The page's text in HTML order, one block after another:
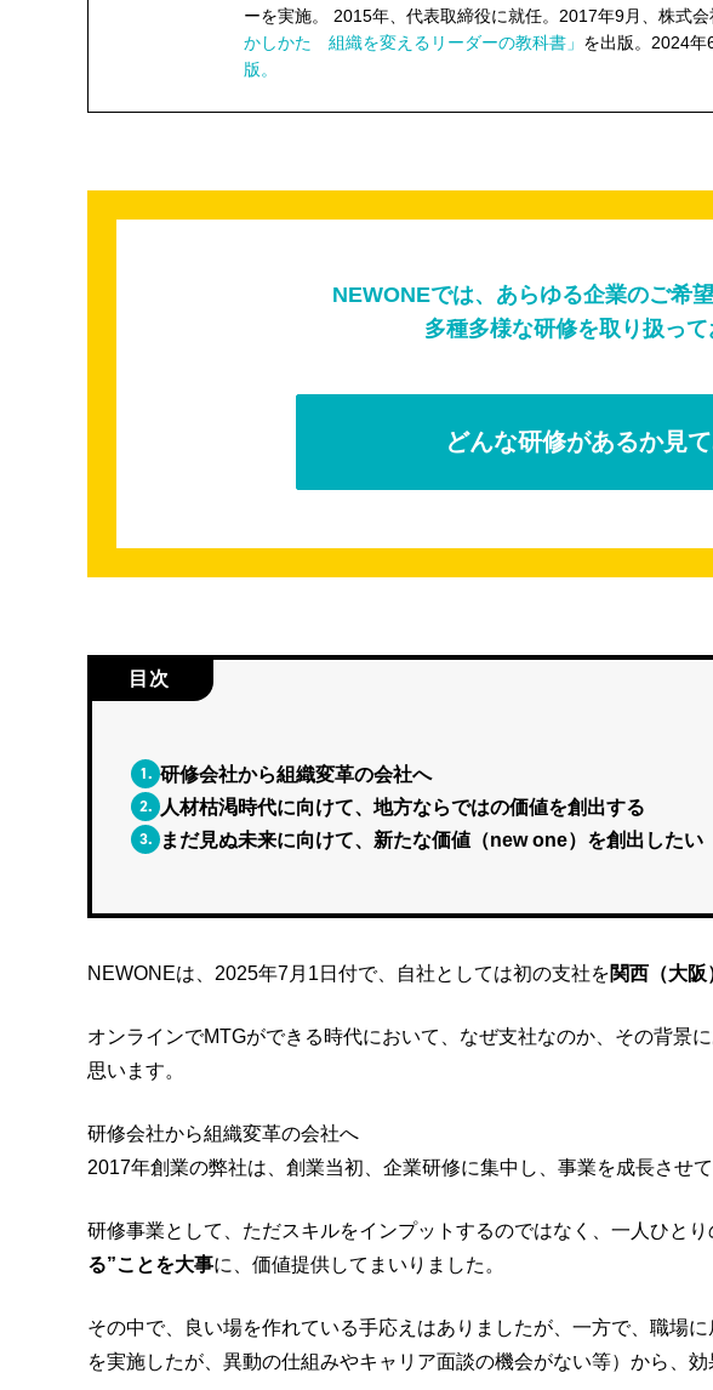
ーを実施。 2015年、代表取締役に就任。2017年9月、株式会
かしかた 組織を変えるリーダーの教科書」 を出版。2024年
版。
NEWONEでは、あらゆる企業のご希
多種多様な研修を取り扱って
どんな研修があるか見
目次
1. 研修会社から組織変革の会社へ
2. 人材枯渇時代に向けて、地方ならではの価値を創出する
3. まだ見ぬ未来に向けて、新たな価値（new one）を創出したい
NEWONEは、2025年7月1日付で、自社としては初の支社を関西（大阪
オンラインでMTGができる時代において、なぜ支社なのか、その背景
思います。
研修会社から組織変革の会社へ
2017年創業の弊社は、創業当初、企業研修に集中し、事業を成長させて
研修事業として、ただスキルをインプットするのではなく、一人ひとり
る”ことを大事に、価値提供してまいりました。
その中で、良い場を作れている手応えはありましたが、一方で、職場
を実施したが、異動の仕組みやキャリア面談の機会がない等）から、